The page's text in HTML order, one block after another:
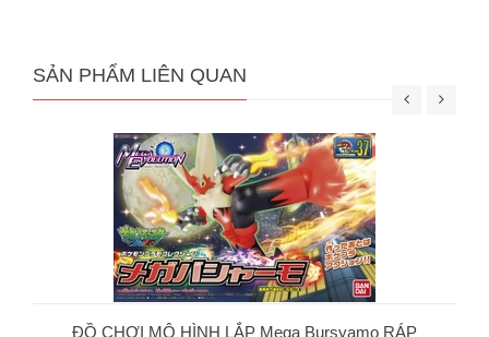
SẢN PHẨM LIÊN QUAN
ĐỒ CHƠI MÔ HÌNH LẮP Mega Bursyamo RÁP